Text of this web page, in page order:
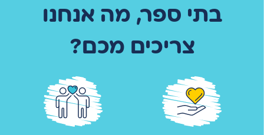
בתי ספר, מה אנחנו
צריכים מכם?